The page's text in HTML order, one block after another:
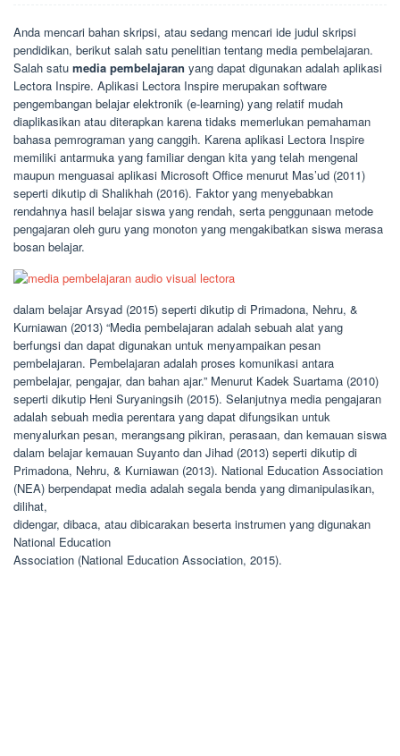
Anda mencari bahan skripsi, atau sedang mencari ide judul skripsi
pendidikan, berikut salah satu penelitian tentang media pembelajaran.
Salah satu media pembelajaran yang dapat digunakan adalah aplikasi
Lectora Inspire. Aplikasi Lectora Inspire merupakan software
pengembangan belajar elektronik (e-learning) yang relatif mudah
diaplikasikan atau diterapkan karena tidaks memerlukan pemahaman
bahasa pemrograman yang canggih. Karena aplikasi Lectora Inspire
memiliki antarmuka yang familiar dengan kita yang telah mengenal
maupun menguasai aplikasi Microsoft Office menurut Mas’ud (2011)
seperti dikutip di Shalikhah (2016). Faktor yang menyebabkan
rendahnya hasil belajar siswa yang rendah, serta penggunaan metode
pengajaran oleh guru yang monoton yang mengakibatkan siswa merasa
bosan belajar.
dalam belajar Arsyad (2015) seperti dikutip di Primadona, Nehru, &
Kurniawan (2013) “Media pembelajaran adalah sebuah alat yang
berfungsi dan dapat digunakan untuk menyampaikan pesan
pembelajaran. Pembelajaran adalah proses komunikasi antara
pembelajar, pengajar, dan bahan ajar.” Menurut Kadek Suartama (2010)
seperti dikutip Heni Suryaningsih (2015). Selanjutnya media pengajaran
adalah sebuah media perentara yang dapat difungsikan untuk
menyalurkan pesan, merangsang pikiran, perasaan, dan kemauan siswa
dalam belajar kemauan Suyanto dan Jihad (2013) seperti dikutip di
Primadona, Nehru, & Kurniawan (2013). National Education Association
(NEA) berpendapat media adalah segala benda yang dimanipulasikan,
dilihat,
didengar, dibaca, atau dibicarakan beserta instrumen yang digunakan
National Education
Association (National Education Association, 2015).